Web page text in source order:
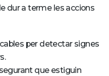
dur a terme les accions
per detectar signes
que estiguin